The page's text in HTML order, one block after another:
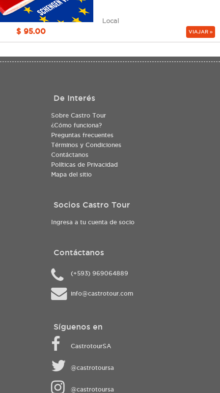
Local
$ 95.00 VIAJAR »
De Interés
Sobre Castro Tour
¿Cómo funciona?
Preguntas frecuentes
Términos y Condiciones
Contáctanos
Políticas de Privacidad
Mapa del sitio
Socios Castro Tour
Ingresa a tu cuenta de socio
Contáctanos
(+593) 969064889
info@castrotour.com
Síguenos en
CastrotourSA
@castrotoursa
@castrotoursa